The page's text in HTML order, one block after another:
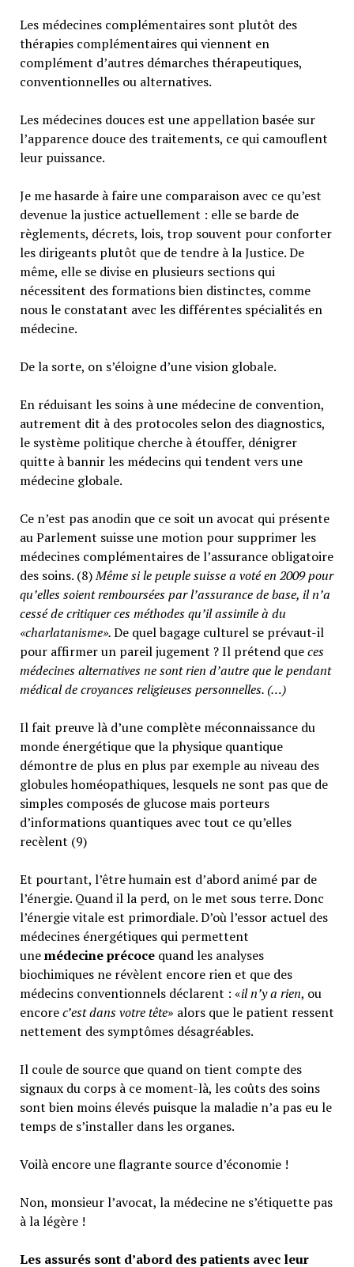
Les médecines complémentaires sont plutôt des
thérapies complémentaires qui viennent en
complément d’autres démarches thérapeutiques,
conventionnelles ou alternatives.
Les médecines douces est une appellation basée sur
l’apparence douce des traitements, ce qui camouflent
leur puissance.
Je me hasarde à faire une comparaison avec ce qu’est
devenue la justice actuellement : elle se barde de
règlements, décrets, lois, trop souvent pour conforter
les dirigeants plutôt que de tendre à la Justice. De
même, elle se divise en plusieurs sections qui
nécessitent des formations bien distinctes, comme
nous le constatant avec les différentes spécialités en
médecine.
De la sorte, on s’éloigne d’une vision globale.
En réduisant les soins à une médecine de convention,
autrement dit à des protocoles selon des diagnostics,
le système politique cherche à étouffer, dénigrer
quitte à bannir les médecins qui tendent vers une
médecine globale.
Ce n’est pas anodin que ce soit un avocat qui présente
au Parlement suisse une motion pour supprimer les
médecines complémentaires de l’assurance obligatoire
des soins. (8)Même si le peuple suisse a voté en 2009 pour
qu’elles soient remboursées par l’assurance de base, il n’a
cessé de critiquer ces méthodes qu’il assimile à du
«charlatanisme».De quel bagage culturel se prévaut-il
pour affirmer un pareil jugement ? Il prétend queces
médecines alternatives ne sont rien d’autre que le pendant
médical de croyances religieuses personnelles. (…)
Il fait preuve là d’une complète méconnaissance du
monde énergétique que la physique quantique
démontre de plus en plus par exemple au niveau des
globules homéopathiques, lesquels ne sont pas que de
simples composés de glucose mais porteurs
d’informations quantiques avec tout ce qu’elles
recèlent (9)
Et pourtant, l’être humain est d’abord animé par de
l’énergie. Quand il la perd, on le met sous terre. Donc
l’énergie vitale est primordiale. D’où l’essor actuel des
médecines énergétiques qui permettent
unemédecine précoce quand les analyses
biochimiques ne révèlent encore rien et que des
médecins conventionnels déclarent : «il n’y a rien, ou
encorec’est dans votre tête» alors que le patient ressent
nettement des symptômes désagréables.
Il coule de source que quand on tient compte des
signaux du corps à ce moment-là, les coûts des soins
sont bien moins élevés puisque la maladie n’a pas eu le
temps de s’installer dans les organes.
Voilà encore une flagrante source d’économie !
Non, monsieur l’avocat, la médecine ne s’étiquette pas
à la légère !
Les assurés sont d’abord des patients avec leur